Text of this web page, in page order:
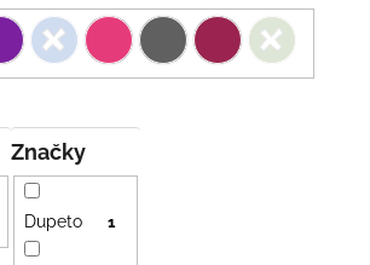
Značky
Dupeto 1